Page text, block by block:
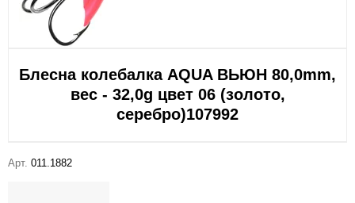
Блесна колебалка AQUA ВЬЮН 80,0mm,
вес - 32,0g цвет 06 (золото,
серебро)107992
Арт. 011.1882